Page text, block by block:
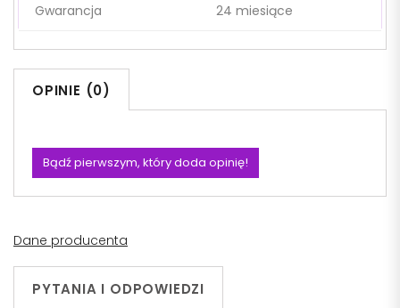
Gwarancja 24 miesiące
OPINIE (0)
Bądź pierwszym, który doda opinię!
Dane producenta
PYTANIA I ODPOWIEDZI